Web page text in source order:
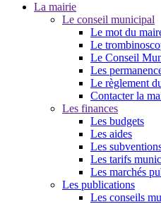
La mairie
Le conseil municipal
Le mot du
Le
Le Conseil
Les
Le règlement
Contacter la
Les finances
Les budgets
Les aides
Les
Les tarifs
Les marchés
Les publications
Les conseils